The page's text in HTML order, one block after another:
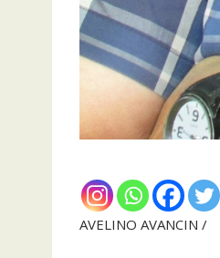
AVELINO AVANCIN /